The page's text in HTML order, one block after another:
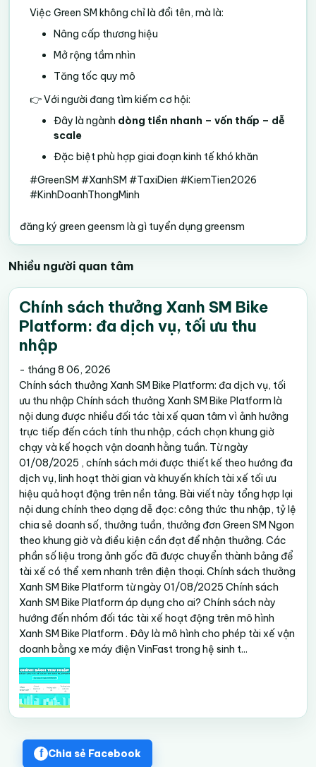
Việc Green SM không chỉ là đổi tên, mà là:
Nâng cấp thương hiệu
Mở rộng tầm nhìn
Tăng tốc quy mô
👉 Với người đang tìm kiếm cơ hội:
Đây là ngành dòng tiền nhanh – vốn thấp – dễ
scale
Đặc biệt phù hợp giai đoạn kinh tế khó khăn
#GreenSM #XanhSM #TaxiDien #KiemTien2026
#KinhDoanhThongMinh
đăng ký green geensm là gì tuyển dụng greensm
Nhiều người quan tâm
Chính sách thưởng Xanh SM Bike
Platform: đa dịch vụ, tối ưu thu
nhập
- tháng 8 06, 2026
Chính sách thưởng Xanh SM Bike Platform: đa dịch vụ, tối
ưu thu nhập Chính sách thưởng Xanh SM Bike Platform là
nội dung được nhiều đối tác tài xế quan tâm vì ảnh hưởng
trực tiếp đến cách tính thu nhập, cách chọn khung giờ
chạy và kế hoạch vận doanh hằng tuần. Từ ngày
01/08/2025 , chính sách mới được thiết kế theo hướng đa
dịch vụ, linh hoạt thời gian và khuyến khích tài xế tối ưu
hiệu quả hoạt động trên nền tảng. Bài viết này tổng hợp lại
nội dung chính theo dạng dễ đọc: công thức thu nhập, tỷ lệ
chia sẻ doanh số, thưởng tuần, thưởng đơn Green SM Ngon
theo khung giờ và điều kiện cần đạt để nhận thưởng. Các
phần số liệu trong ảnh gốc đã được chuyển thành bảng để
tài xế có thể xem nhanh trên điện thoại. Chính sách thưởng
Xanh SM Bike Platform từ ngày 01/08/2025 Chính sách
Xanh SM Bike Platform áp dụng cho ai? Chính sách này
hướng đến nhóm đối tác tài xế hoạt động trên mô hình
Xanh SM Bike Platform . Đây là mô hình cho phép tài xế vận
doanh bằng xe máy điện VinFast trong hệ sinh t...
Chia sẻ Facebook